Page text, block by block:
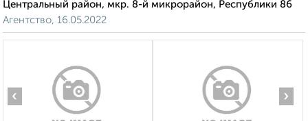
Центральный район, мкр. 8-й микрорайон, Республики 86
Агентство, 16.05.2022
‹ ›